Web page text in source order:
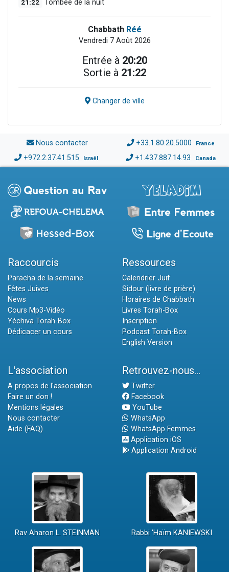
21:22 Tombée de la nuit
Chabbath Réé
Vendredi 7 Août 2026
Entrée à 20:20
Sortie à 21:22
Changer de ville
Nous contacter +33.1.80.20.5000 France
+972.2.37.41.515 Israël +1.437.887.14.93 Canada
Raccourcis
Paracha de la semaine
Fêtes Juives
News
Cours Mp3-Vidéo
Yéchiva Torah-Box
Dédicacer un cours
Ressources
Calendrier Juif
Sidour (livre de prière)
Horaires de Chabbath
Livres Torah-Box
Inscription
Podcast Torah-Box
English Version
L'association
A propos de l'association
Faire un don !
Mentions légales
Nous contacter
Aide (FAQ)
Retrouvez-nous...
Twitter
Facebook
YouTube
WhatsApp
WhatsApp Femmes
Application iOS
Application Android
Rav Aharon L. STEINMAN Rabbi 'Haïm KANIEWSKI